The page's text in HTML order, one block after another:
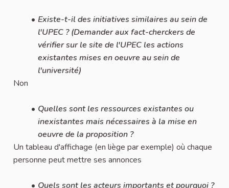
Existe-t-il des initiatives similaires au sein de
l'UPEC ? (Demander aux fact-cherckers de
vérifier sur le site de l'UPEC les actions
existantes mises en oeuvre au sein de
l'université)
Non
Quelles sont les ressources existantes ou
inexistantes mais nécessaires à la mise en
oeuvre de la proposition ?
Un tableau d'affichage (en liège par exemple) où chaque
personne peut mettre ses annonces
Quels sont les acteurs importants et pourquoi ?